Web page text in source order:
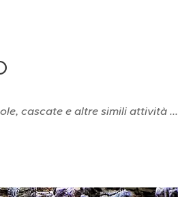
cascate e altre simili attività ...